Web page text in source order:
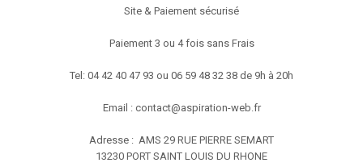
Site & Paiement sécurisé
Paiement 3 ou 4 fois sans Frais
Tel: 04 42 40 47 93 ou 06 59 48 32 38 de 9h à 20h
Email : contact@aspiration-web.fr
Adresse : AMS 29 RUE PIERRE SEMART
13230 PORT SAINT LOUIS DU RHONE